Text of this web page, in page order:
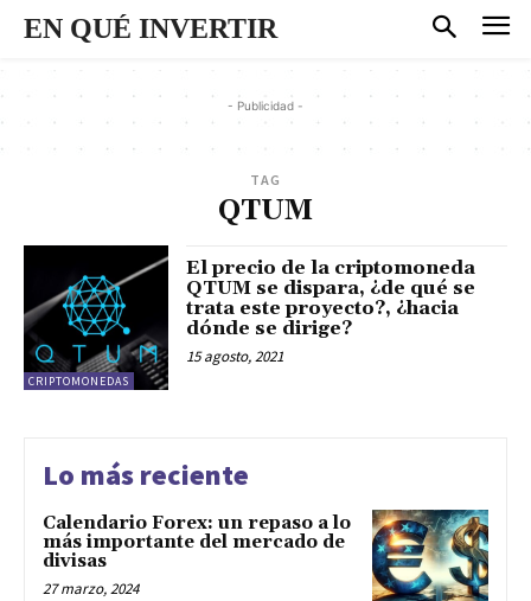
EN QUÉ INVERTIR
- Publicidad -
TAG
QTUM
CRIPTOMONEDAS
El precio de la criptomoneda
QTUM se dispara, ¿de qué se
trata este proyecto?, ¿hacia
dónde se dirige?
15 agosto, 2021
Lo más reciente
Calendario Forex: un repaso a lo
más importante del mercado de
divisas
27 marzo, 2024